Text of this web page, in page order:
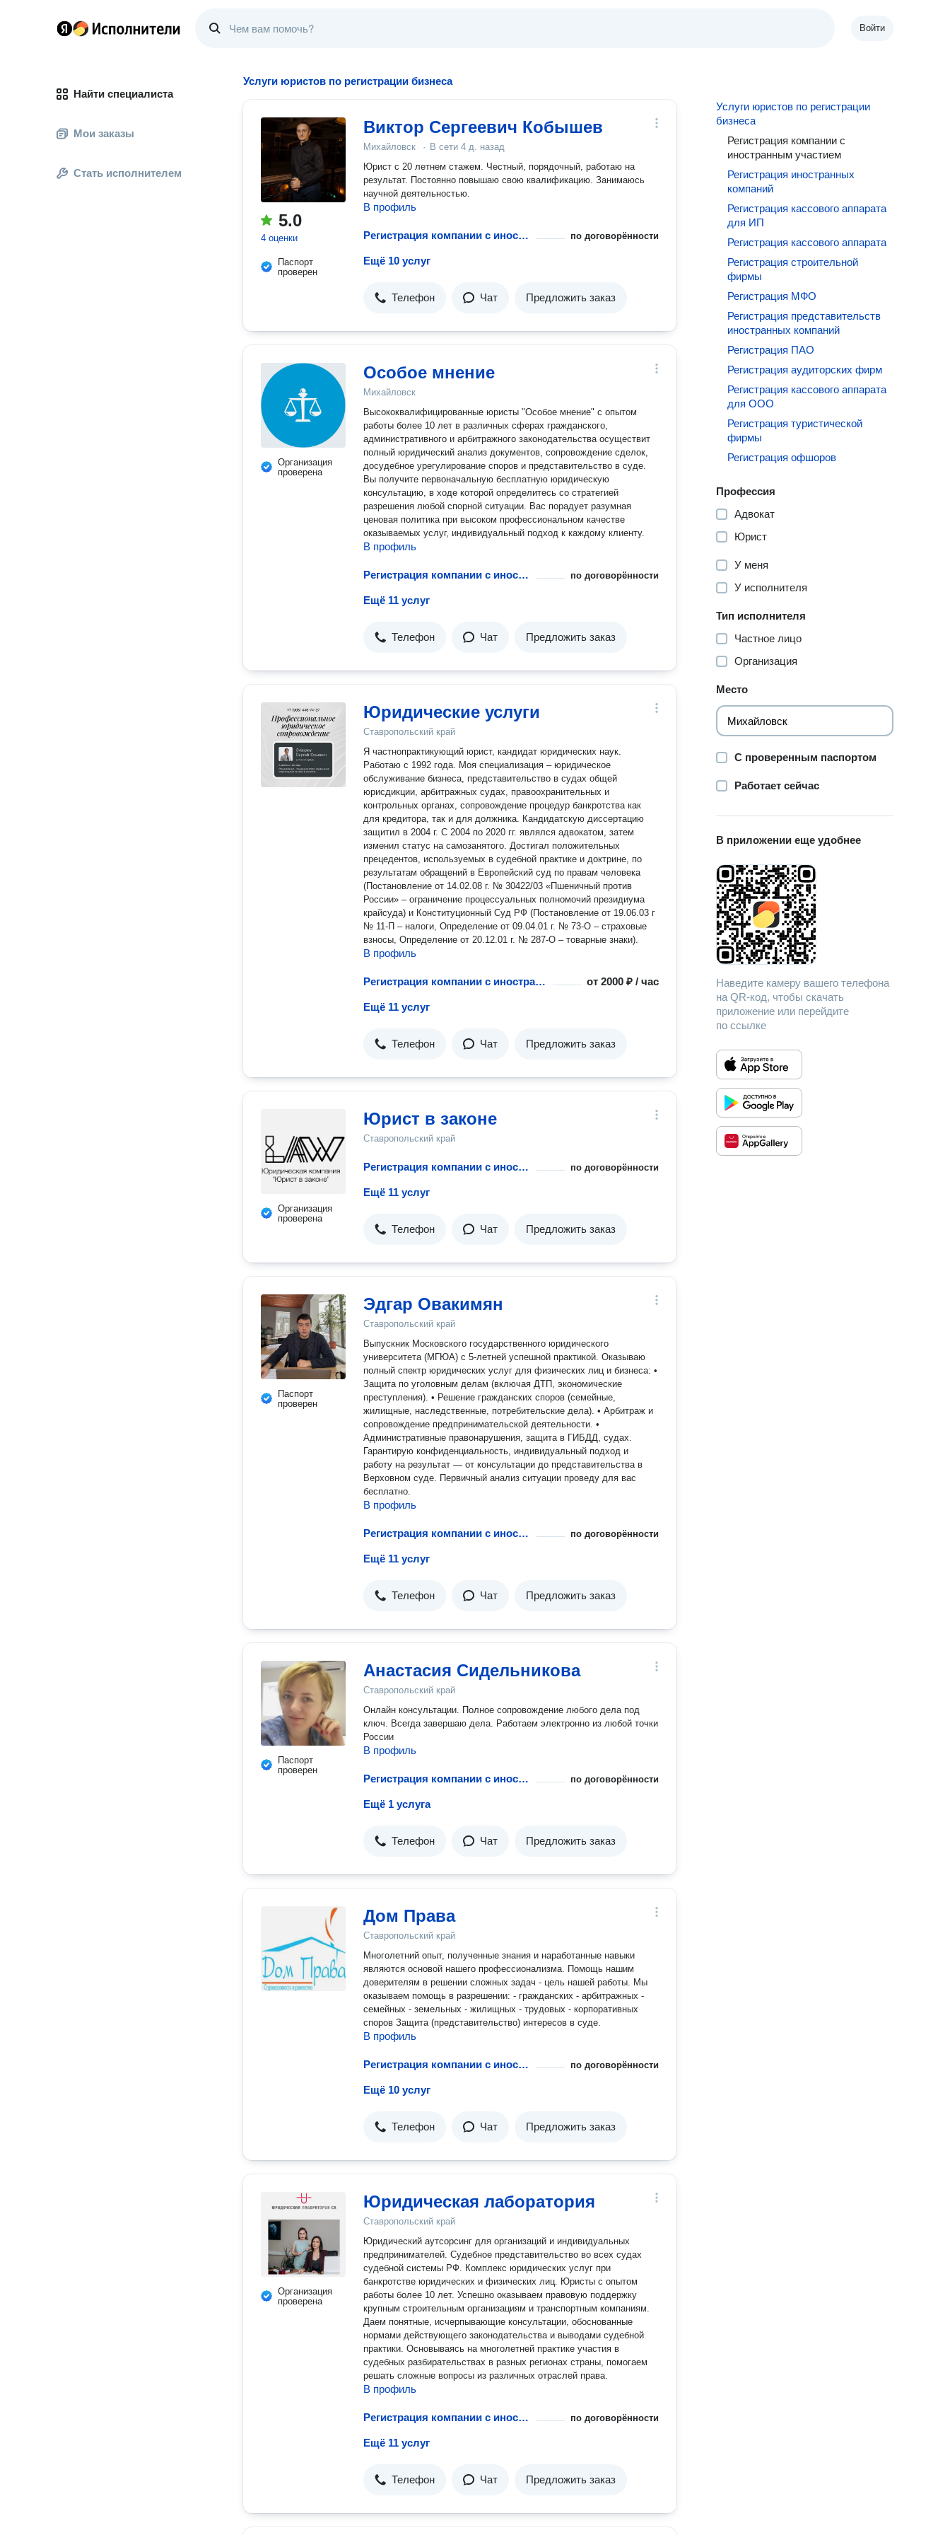
Войти
Найти специалиста
Мои заказы
Стать исполнителем
Услуги юристов по регистрации бизнеса
5.0
4 оценки
Паспорт
проверен
Виктор Сергеевич Кобышев
Михайловск · В сети 4 д. назад
Юрист с 20 летнем стажем. Честный, порядочный, работаю на
результат. Постоянно повышаю свою квалификацию. Занимаюсь
научной деятельностью.
В профиль
Регистрация компании с иностранным участием по договорённости
Ещё 10 услуг
Телефон Чат Предложить заказ
Организация
проверена
Особое мнение
Михайловск
Высококвалифицированные юристы "Особое мнение" с опытом
работы более 10 лет в различных сферах гражданского,
административного и арбитражного законодательства осуществит
полный юридический анализ документов, сопровождение сделок,
досудебное урегулирование споров и представительство в суде.
Вы получите первоначальную бесплатную юридическую
консультацию, в ходе которой определитесь со стратегией
разрешения любой спорной ситуации. Вас порадует разумная
ценовая политика при высоком профессиональном качестве
оказываемых услуг, индивидуальный подход к каждому клиенту.
В профиль
Регистрация компании с иностранным участием по договорённости
Ещё 11 услуг
Телефон Чат Предложить заказ
Юридические услуги
Ставропольский край
Я частнопрактикующий юрист, кандидат юридических наук.
Работаю с 1992 года. Моя специализация – юридическое
обслуживание бизнеса, представительство в судах общей
юрисдикции, арбитражных судах, правоохранительных и
контрольных органах, сопровождение процедур банкротства как
для кредитора, так и для должника. Кандидатскую диссертацию
защитил в 2004 г. С 2004 по 2020 гг. являлся адвокатом, затем
изменил статус на самозанятого. Достигал положительных
прецедентов, используемых в судебной практике и доктрине, по
результатам обращений в Европейский суд по правам человека
(Постановление от 14.02.08 г. № 30422/03 «Пшеничный против
России» – ограничение процессуальных полномочий президиума
крайсуда) и Конституционный Суд РФ (Постановление от 19.06.03 г
№ 11-П – налоги, Определение от 09.04.01 г. № 73-О – страховые
взносы, Определение от 20.12.01 г. № 287-О – товарные знаки).
В профиль
Регистрация компании с иностранным участием от2000 ₽ / час
Ещё 11 услуг
Телефон Чат Предложить заказ
Организация
проверена
Юрист в законе
Ставропольский край
Регистрация компании с иностранным участием по договорённости
Ещё 11 услуг
Телефон Чат Предложить заказ
Паспорт
проверен
Эдгар Овакимян
Ставропольский край
Выпускник Московского государственного юридического
университета (МГЮА) с 5-летней успешной практикой. Оказываю
полный спектр юридических услуг для физических лиц и бизнеса: •
Защита по уголовным делам (включая ДТП, экономические
преступления). • Решение гражданских споров (семейные,
жилищные, наследственные, потребительские дела). • Арбитраж и
сопровождение предпринимательской деятельности. •
Административные правонарушения, защита в ГИБДД, судах.
Гарантирую конфиденциальность, индивидуальный подход и
работу на результат — от консультации до представительства в
Верховном суде. Первичный анализ ситуации проведу для вас
бесплатно.
В профиль
Регистрация компании с иностранным участием по договорённости
Ещё 11 услуг
Телефон Чат Предложить заказ
Паспорт
проверен
Анастасия Сидельникова
Ставропольский край
Онлайн консультации. Полное сопровождение любого дела под
ключ. Всегда завершаю дела. Работаем электронно из любой точки
России
В профиль
Регистрация компании с иностранным участием по договорённости
Ещё 1 услуга
Телефон Чат Предложить заказ
Дом Права
Ставропольский край
Многолетний опыт, полученные знания и наработанные навыки
являются основой нашего профессионализма. Помощь нашим
доверителям в решении сложных задач - цель нашей работы. Мы
оказываем помощь в разрешении: - гражданских - арбитражных -
семейных - земельных - жилищных - трудовых - корпоративных
споров Защита (представительство) интересов в суде.
В профиль
Регистрация компании с иностранным участием по договорённости
Ещё 10 услуг
Телефон Чат Предложить заказ
Организация
проверена
Юридическая лаборатория
Ставропольский край
Юридический аутсорсинг для организаций и индивидуальных
предпринимателей. Судебное представительство во всех судах
судебной системы РФ. Комплекс юридических услуг при
банкротстве юридических и физических лиц. Юристы с опытом
работы более 10 лет. Успешно оказываем правовую поддержку
крупным строительным организациям и транспортным компаниям.
Даем понятные, исчерпывающие консультации, обоснованные
нормами действующего законодательства и выводами судебной
практики. Основываясь на многолетней практике участия в
судебных разбирательствах в разных регионах страны, помогаем
решать сложные вопросы из различных отраслей права.
В профиль
Регистрация компании с иностранным участием по договорённости
Ещё 11 услуг
Телефон Чат Предложить заказ
Услуги юристов по регистрации
бизнеса
Регистрация компании с
иностранным участием
Регистрация иностранных
компаний
Регистрация кассового аппарата
для ИП
Регистрация кассового аппарата
Регистрация строительной
фирмы
Регистрация МФО
Регистрация представительств
иностранных компаний
Регистрация ПАО
Регистрация аудиторских фирм
Регистрация кассового аппарата
для ООО
Регистрация туристической
фирмы
Регистрация офшоров
Профессия
Адвокат
Юрист
У меня
У исполнителя
Тип исполнителя
Частное лицо
Организация
Место
С проверенным паспортом
Работает сейчас
В приложении еще удобнее
Наведите камеру вашего телефона
на QR-код, чтобы скачать
приложение или перейдите
по ссылке